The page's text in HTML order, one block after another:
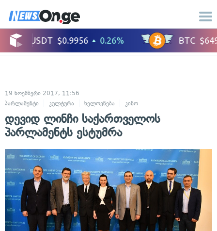
19 ნოემბერი 2017, 11:56
პარლამენტი
კულტურა ხელოვნება კინო
დევიდ ლინჩი საქართველოს
პარლამენტს ესტუმრა